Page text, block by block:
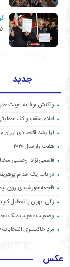
۶۵ شب از
جدید
واکنش یوفا به غیبت
اعلام سقف و کف
آیا رشد اقتصادی
هفت راز سال ۲۰۲۰
قاسمی‌نژاد: رحمتی
در باب یک اقدام
فاجعه خورشیدی روی
زالی: تهران را تعطیل
وضعیت عجیب ملک تجاری و
مردِ خاکستری انتخابات ۱۴۰۰ آمد /دردسر کلاب هاوس برای کاندیداها
عکس